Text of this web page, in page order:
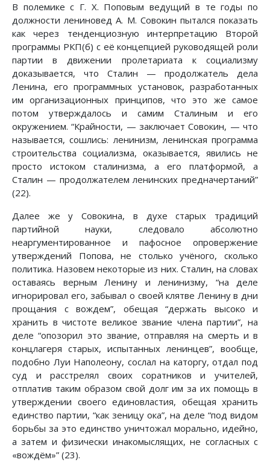
В полемике с Г. X. Поповым ведущий в те годы по
должности лениновед А. М. Совокин пытался показать
как через тенденциозную интерпретацию Второй
программы РКП(б) с её концепцией руководящей роли
партии в движении пролетариата к социализму
доказывается, что Сталин — продолжатель дела
Ленина, его программных установок, разработанных
им организационных принципов, что это же самое
потом утверждалось и самим Сталиным и его
окружением. “Крайности, — заключает Совокин, — что
называется, сошлись: ленинизм, ленинская программа
строительства социализма, оказывается, явились не
просто истоком сталинизма, а его платформой, а
Сталин — продолжателем ленинских предначертаний”
(22).
Далее же у Совокина, в духе старых традиций
партийной науки, следовало абсолютно
неаргументированное и пафосное опровержение
утверждений Попова, не столько учёного, сколько
политика. Назовем некоторые из них. Сталин, на словах
оставаясь верным Ленину и ленинизму, “на деле
игнорировал его, забывал о своей клятве Ленину в дни
прощания с вождем”, обещая “держать высоко и
хранить в чистоте великое звание члена партии”, на
деле “опозорил это звание, отправляя на смерть и в
концлагеря старых, испытанных ленинцев”, вообще,
подобно Луи Наполеону, сослал на каторгу, отдал под
суд и расстрелял своих соратников и учителей,
отплатив таким образом свой долг им за их помощь в
утверждении своего единовластия, обещая хранить
единство партии, “как зеницу ока”, на деле “под видом
борьбы за это единство уничтожал морально, идейно,
а затем и физически инакомыслящих, не согласных с
«вождём»” (23).